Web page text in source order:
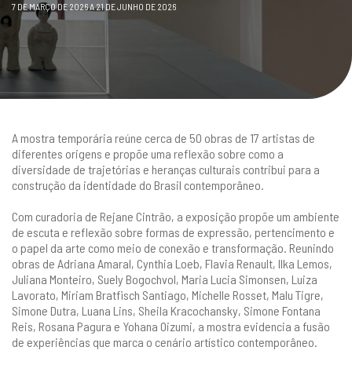
7 DE MARÇO DE 2026 A 21 DE JUNHO DE 2026
A mostra temporária reúne cerca de 50 obras de 17 artistas de
diferentes origens e propõe uma reflexão sobre como a
diversidade de trajetórias e heranças culturais contribui para a
construção da identidade do Brasil contemporâneo.
Com curadoria de Rejane Cintrão, a exposição propõe um ambiente
de escuta e reflexão sobre formas de expressão, pertencimento e
o papel da arte como meio de conexão e transformação. Reunindo
obras de Adriana Amaral, Cynthia Loeb, Flavia Renault, Ilka Lemos,
Juliana Monteiro, Suely Bogochvol, Maria Lucia Simonsen, Luiza
Lavorato, Miriam Bratfisch Santiago, Michelle Rosset, Malu Tigre,
Simone Dutra, Luana Lins, Sheila Kracochansky, Simone Fontana
Reis, Rosana Pagura e Yohana Oizumi, a mostra evidencia a fusão
de experiências que marca o cenário artístico contemporâneo.